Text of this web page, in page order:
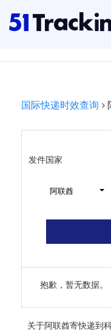
国际快递时效查询
发件国家
阿联酋
抱歉，暂无数据。
关于阿联酋寄快递到